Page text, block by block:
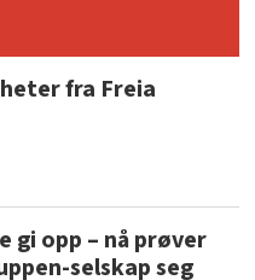
fra Freia
gi opp – nå prøver
selskap seg